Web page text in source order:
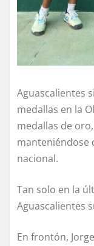
Aguascalientes
medallas en la
medallas de
manteniéndose
nacional.
Tan solo en la
Aguascalientes
En frontón,